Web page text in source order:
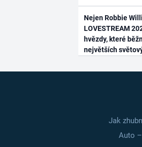
Nejen Robbie
LOVESTREAM
hvězdy, které
největších
Jak
Auto